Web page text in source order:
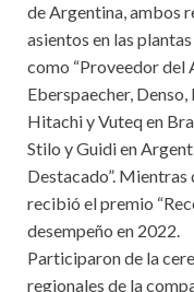
de Argentina, ambos
asientos en las
como “Proveedor del
Eberspaecher,
Hitachi y Vuteq en
Stilo y Guidi en
Destacado”.
recibió el premio
desempeño en 2022.
Participaron de la
regionales de la